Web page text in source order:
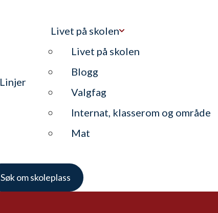
Linjer
Livet på skolen
Livet på skolen
Blogg
Valgfag
Internat, klasserom og område
Mat
Søk om skoleplass